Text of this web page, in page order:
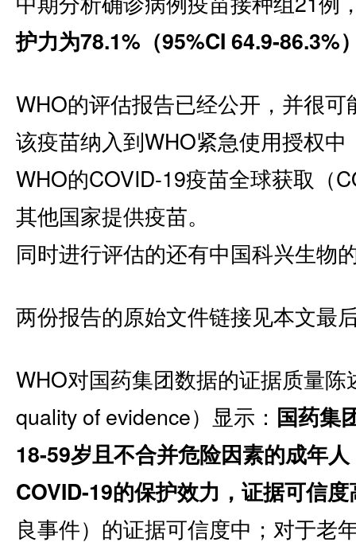
护力为78.1%（95%CI 64.9-86.3%
WHO的评估报告已经公开，并很
该疫苗纳入到WHO紧急使用授权
WHO的COVID-19疫苗全球获取（
其他国家提供疫苗。
同时进行评估的还有中国科兴生物
两份报告的原始文件链接见本文最
WHO对国药集团数据的证据质量陈
quality of evidence）显示： 国药集
18-59岁且不合并危险因素的成年
COVID-19的保护效力，证据可信度
良事件）的证据可信度中；对于老